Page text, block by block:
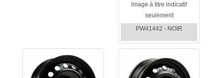
image à titre indicatif
seulement
PW41442 - NOIR